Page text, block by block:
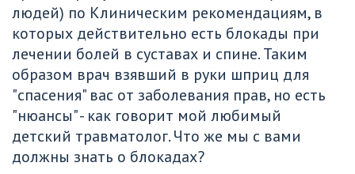
людей) по Клиническим рекомендациям, в
которых действительно есть блокады при
лечении болей в суставах и спине. Таким
образом врач взявший в руки шприц для
"спасения" вас от заболевания прав, но есть
"нюансы" - как говорит мой любимый
детский травматолог. Что же мы с вами
должны знать о блокадах?